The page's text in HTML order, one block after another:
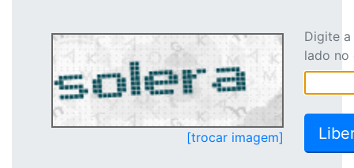
[trocar imagem]
Digite
lado no